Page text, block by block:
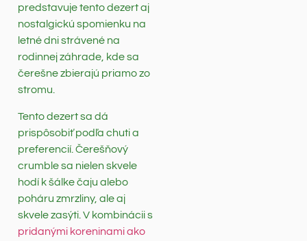
predstavuje tento dezert aj
nostalgickú spomienku na
letné dni strávené na
rodinnej záhrade, kde sa
čerešne zbierajú priamo zo
stromu.
Tento dezert sa dá
prispôsobiť podľa chuti a
preferencií. Čerešňový
crumble sa nielen skvele
hodí k šálke čaju alebo
poháru zmrzliny, ale aj
skvele zasýti. V kombinácii s
pridanými koreninami ako